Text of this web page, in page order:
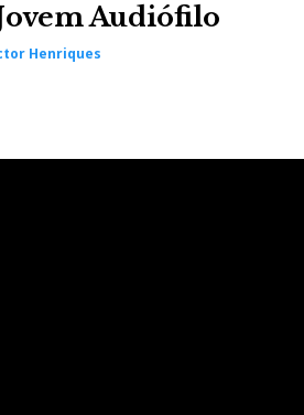
Audiófilo
Henriques